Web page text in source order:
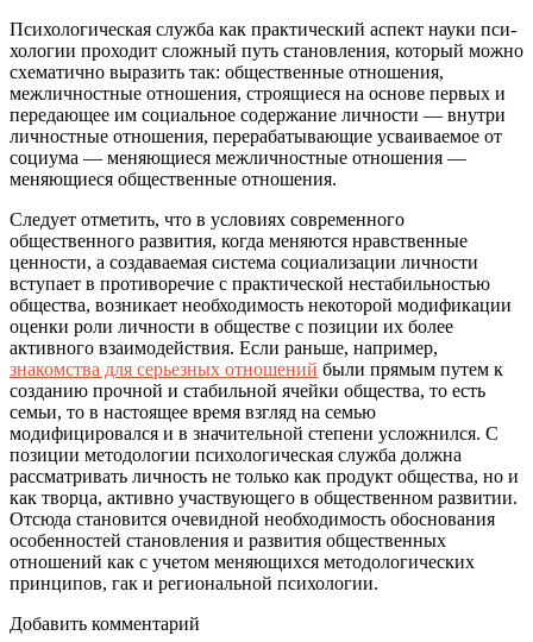
Психологическая служба как практический аспект науки пси­
хологии проходит сложный путь становления, который можно
схе­матично выразить так: общественные отношения,
межличностные отношения, строящиеся на основе первых и
передающее им соци­альное содержание личности — внутри
личностные отношения, пе­рерабатывающие усваиваемое от
социума — меняющиеся межлич­ностные отношения —
меняющиеся общественные отношения.
Следует отметить, что в условиях современного
общественного развития, когда меняются нравственные
ценности, а создаваемая система социализации личности
вступает в противоречие с практи­ческой нестабильностью
общества, возникает необходимость неко­торой модификации
оценки роли личности в обществе с позиции их более
активного взаимодействия. Если раньше, например,
знакомства для серьезных отношений были прямым путем к
созданию прочной и стабильной ячейки общества, то есть
семьи, то в настоящее время взгляд на семью
модифицировался и в значительной степени усложнился. С
позиции методологии психоло­гическая служба должна
рассматривать личность не только как продукт общества, но и
как творца, активно участвующего в обще­ственном развитии.
Отсюда становится очевидной необходимость обоснования
особенностей становления и развития общественных
отношений как с учетом меняющихся методологических
принци­пов, гак и региональной психологии.
Добавить комментарий